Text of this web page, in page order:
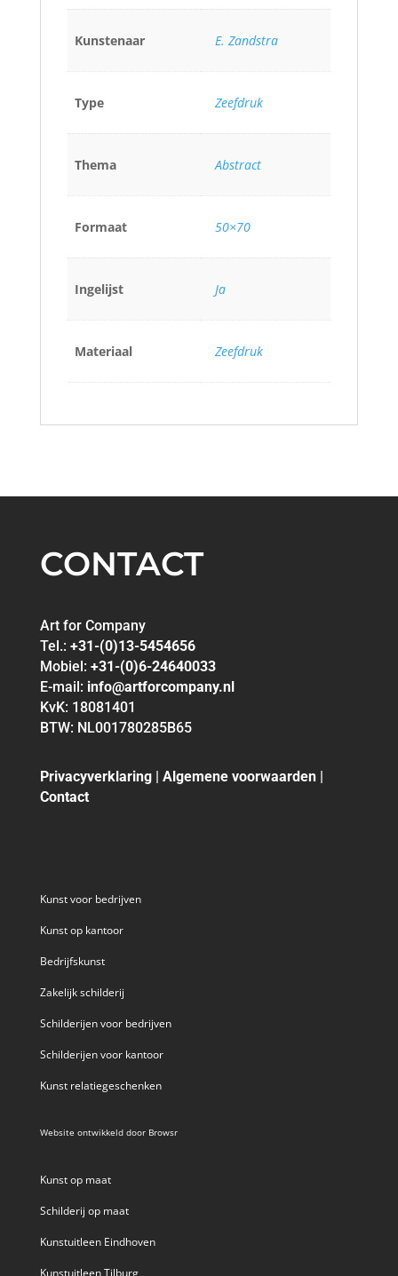
Kunstenaar E. Zandstra
Type Zeefdruk
Thema Abstract
Formaat 50×70
Ingelijst Ja
Materiaal Zeefdruk
CONTACT
Art for Company
Tel.: +31-(0)13-5454656
Mobiel: +31-(0)6-24640033
E-mail: info@artforcompany.nl
KvK: 18081401
BTW: NL001780285B65
Privacyverklaring| Algemene voorwaarden|
Contact
Kunst voor bedrijven
Kunst op kantoor
Bedrijfskunst
Zakelijk schilderij
Schilderijen voor bedrijven
Schilderijen voor kantoor
Kunst relatiegeschenken
Website ontwikkeld door Browsr
Kunst op maat
Schilderij op maat
Kunstuitleen Eindhoven
Kunstuitleen Tilburg